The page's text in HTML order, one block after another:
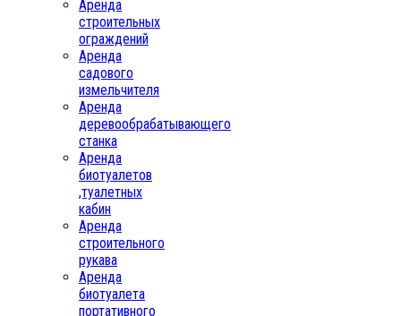
Аренда
строительных
ограждений
Аренда
садового
измельчителя
Аренда
деревообрабатывающего
станка
Аренда
биотуалетов
,туалетных
кабин
Аренда
строительного
рукава
Аренда
биотуалета
портативного